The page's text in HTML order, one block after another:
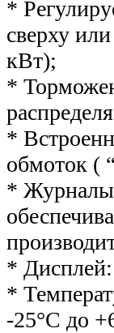
*
сверху
кВт);
*
*
обмоток (
* Журналы
*
*
-25°С до